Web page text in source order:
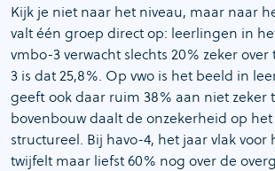
Kijk je niet naar het niveau, maar naar
valt één groep direct op: leerlingen in
vmbo-3 verwacht slechts 20% zeker
3 is dat 25,8%. Op vwo is het beeld in
geeft ook daar ruim 38% aan niet zeker
bovenbouw daalt de onzekerheid op
structureel. Bij havo-4, het jaar vlak voor
twijfelt maar liefst 60% nog over de